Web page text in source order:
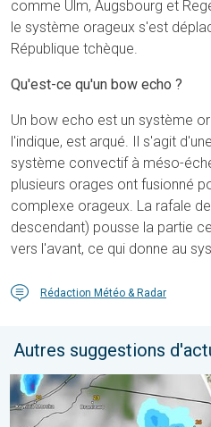
comme Ulm, Augsbourg et
le système orageux s'est
République tchèque.
Qu'est-ce qu'un bow echo ?
Un bow echo est un système
l'indique, est arqué. Il s'agit
système convectif à méso-
plusieurs orages ont fusionné
complexe orageux. La rafale
descendant) pousse la partie
vers l'avant, ce qui donne au
Rédaction Météo & Radar
Autres suggestions
Orage de grêle gigantesque en